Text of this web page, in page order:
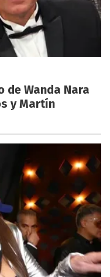
de Wanda Nara
y Martín